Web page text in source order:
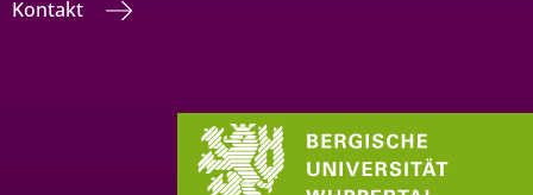
Kontakt